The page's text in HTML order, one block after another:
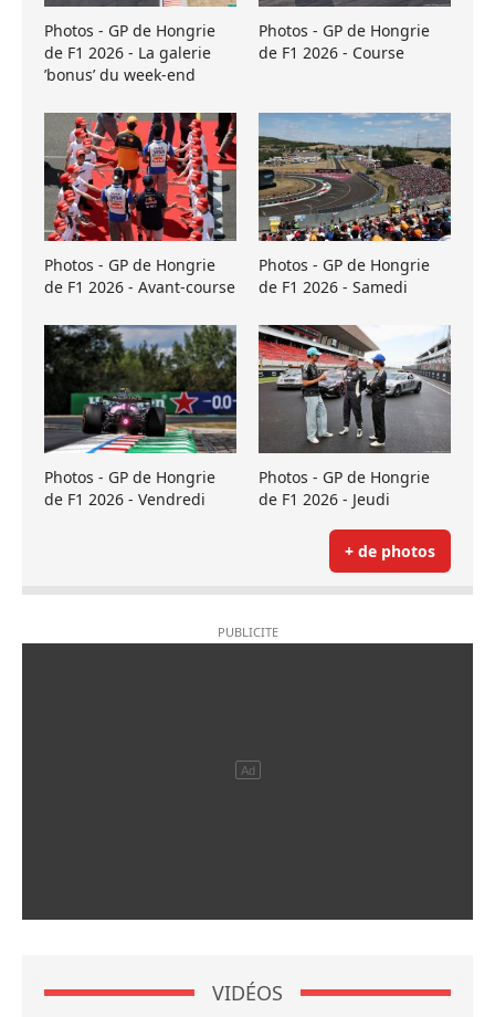
Photos - GP de Hongrie
de F1 2026 - La galerie
’bonus’ du week-end
Photos - GP de Hongrie
de F1 2026 - Course
Photos - GP de Hongrie
de F1 2026 - Avant-course
Photos - GP de Hongrie
de F1 2026 - Samedi
Photos - GP de Hongrie
de F1 2026 - Vendredi
Photos - GP de Hongrie
de F1 2026 - Jeudi
+ de photos
VIDÉOS